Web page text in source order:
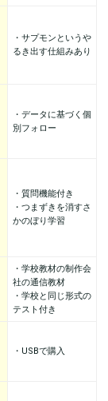
・サプモンというや
るき出す仕組みあり
・データに基づく個
別フォロー
・質問機能付き
・つまずきを消すさ
かのぼり学習
・学校教材の制作会
社の通信教材
・学校と同じ形式の
テスト付き
・USBで購入